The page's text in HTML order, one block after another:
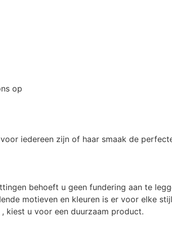
op
iedereen zijn of haar smaak de
behoeft u geen fundering aan te
motieven en kleuren is er voor elke
kiest u voor een duurzaam product.